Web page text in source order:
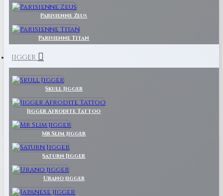
Parisienne Zeus
Parisienne Titan
JIGGER
Skull Jigger
Jigger Afrodite Tattoo
Mr Slim jigger
Saturn Jigger
Urano jigger